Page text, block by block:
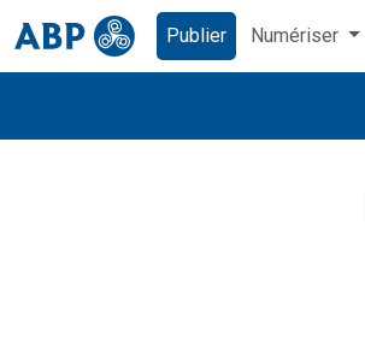
Publier Numériser